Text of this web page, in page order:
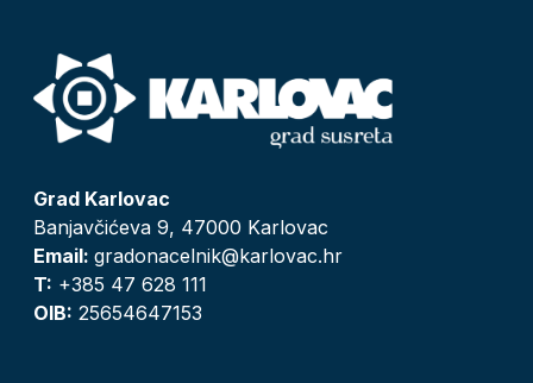
Grad Karlovac
Banjavčićeva 9, 47000 Karlovac
Email: gradonacelnik@karlovac.hr
T: +385 47 628 111
OIB: 25654647153